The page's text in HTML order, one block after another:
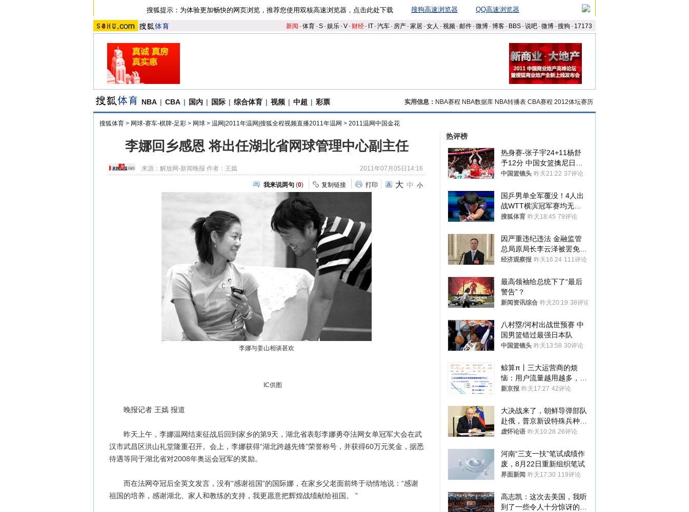
搜狐提示：为体验更加畅快的网页浏览，推荐您使用双核高速浏览器，点击此处下载 搜狗高速浏览器 QQ高速浏览器
新闻 -体育-S-娱乐-V- 财经- IT-汽车- 房产-家居-女人 -视频-邮件-微博-博客- BBS-说吧-微博-搜狗 - 17173
NBA | CBA | 国内 | 国际 | 综合体育 | 视频 | 中超 | 彩票 实用信息： NBA赛程 NBA数据库 NBA转播表 CBA赛程 2012体坛赛历
搜狐体育 > 网球-赛车-棋牌-足彩 > 网球 > 温网|2011年温网|搜狐全程视频直播2011年温网 > 2011温网中国金花
李娜回乡感恩 将出任湖北省网球管理中心副主任
来源：解放网-新闻晚报 作者：王嫣 2011年07月05日14:16
我来说两句 (0) 复制链接 打印 大 中 小
李娜与姜山相谈甚欢
IC供图
晚报记者 王嫣 报道
昨天上午，李娜温网结束征战后回到家乡的第9天，湖北省表彰李娜勇夺法网女单冠军大会在武
汉市武昌区洪山礼堂隆重召开。会上，李娜获得“湖北跨越先锋”荣誉称号，并获得60万元奖金，据悉
待遇等同于湖北省对2008年奥运会冠军的奖励。
而在法网夺冠后全英文发言，没有“感谢祖国”的国际娜，在家乡父老面前终于动情地说：“感谢
祖国的培养，感谢湖北、家人和教练的支持，我更愿意把辉煌战绩献给祖国。 ”
热评榜
热身赛-张子宇24+11杨舒
予12分 中国女篮擒尼日利
亚
中国篮镜头 昨天21:22 37评论
国乒男单全军覆没！4人出
战WTT横滨冠军赛均无缘
八强
搜狐体育 昨天18:45 79评论
因严重违纪违法 金融监管
总局原局长李云泽被罢免全
国人大代表
经济观察报 昨天16:24 111评论
最高领袖给总统下了“最后
警告”？
新闻资讯综合 昨天20:19 38评论
八村塁/河村出战世预赛 中
国男篮错过最强日本队
中国篮镜头 昨天13:58 30评论
鲸算π丨三大运营商的烦
恼：用户流量越用越多，收
入却越来越少
新京报 昨天17:27 42评论
大决战来了，朝鲜导弹部队
赴俄，普京新设特殊兵种，
76岁老将扛旗
虚怀论语 昨天10:28 26评论
河南“三支一扶”笔试成绩作
废，8月22日重新组织笔试
界面新闻 昨天17:30 119评论
高志凯：这次去美国，我听
到了一些令人十分惊讶的消